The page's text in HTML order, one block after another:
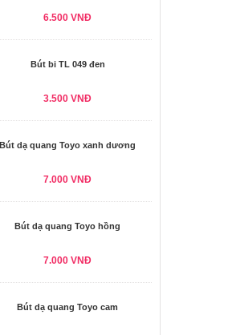
6.500 VNĐ
Bút bi TL 049 đen
3.500 VNĐ
Bút dạ quang Toyo xanh dương
7.000 VNĐ
Bút dạ quang Toyo hồng
7.000 VNĐ
Bút dạ quang Toyo cam